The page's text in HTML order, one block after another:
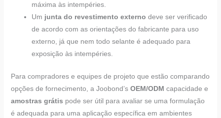
máxima às intempéries.
Um junta do revestimento externo deve ser verificado
de acordo com as orientações do fabricante para uso
externo, já que nem todo selante é adequado para
exposição às intempéries.
Para compradores e equipes de projeto que estão comparando
opções de fornecimento, a Joobond’s OEM/ODM capacidade e
amostras grátis pode ser útil para avaliar se uma formulação
é adequada para uma aplicação específica em ambientes